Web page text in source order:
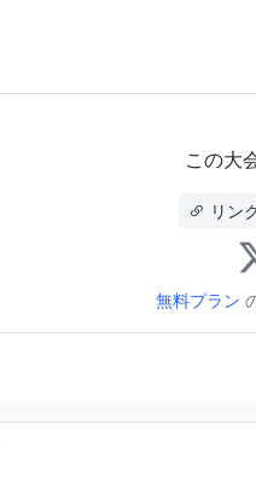
この大
リン
無料プラン